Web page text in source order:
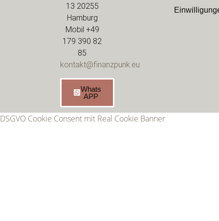
13 20255
Hamburg
Mobil +49
179 390 82
85
kontakt@finanzpunk.eu
Whats
APP
DSGVO Cookie Consent mit Real Cookie Banner